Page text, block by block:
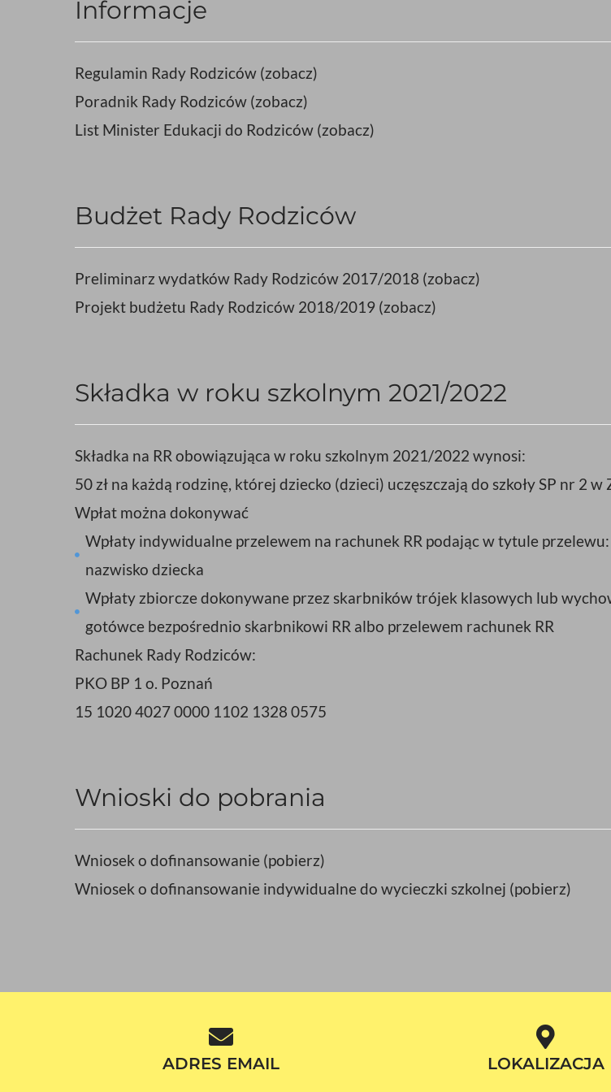
Informacje
Regulamin Rady Rodziców (zobacz)
Poradnik Rady Rodziców (zobacz)
List Minister Edukacji do Rodziców (zobacz)
Budżet Rady Rodziców
Preliminarz wydatków Rady Rodziców 2017/2018 (zobacz)
Projekt budżetu Rady Rodziców 2018/2019 (zobacz)
Składka w roku szkolnym 2021/2022
Składka na RR obowiązująca w roku szkolnym 2021/2022 wynosi:
50 zł na każdą rodzinę, której dziecko (dzieci) uczęszczają do szkoły SP nr 2 w
Wpłat można dokonywać
Wpłaty indywidualne przelewem na rachunek RR podając w tytule
nazwisko dziecka
Wpłaty zbiorcze dokonywane przez skarbników trójek klasowych lub
gotówce bezpośrednio skarbnikowi RR albo przelewem rachunek RR
Rachunek Rady Rodziców:
PKO BP 1 o. Poznań
15 1020 4027 0000 1102 1328 0575
Wnioski do pobrania
Wniosek o dofinansowanie (pobierz)
Wniosek o dofinansowanie indywidualne do wycieczki szkolnej (pobierz)
ADRES EMAIL LOKALIZACJA